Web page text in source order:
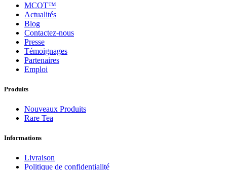
MCOT™
Actualités
Blog
Contactez-nous
Presse
Témoignages
Partenaires
Emploi
Produits
Nouveaux Produits
Rare Tea
Informations
Livraison
Politique de confidentialité